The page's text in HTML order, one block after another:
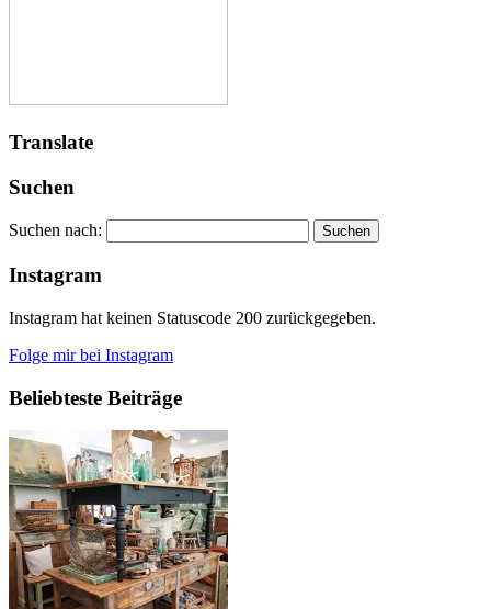
Translate
Suchen
Suchen nach:
Instagram
Instagram hat keinen Statuscode 200 zurückgegeben.
Folge mir bei Instagram
Beliebteste Beiträge